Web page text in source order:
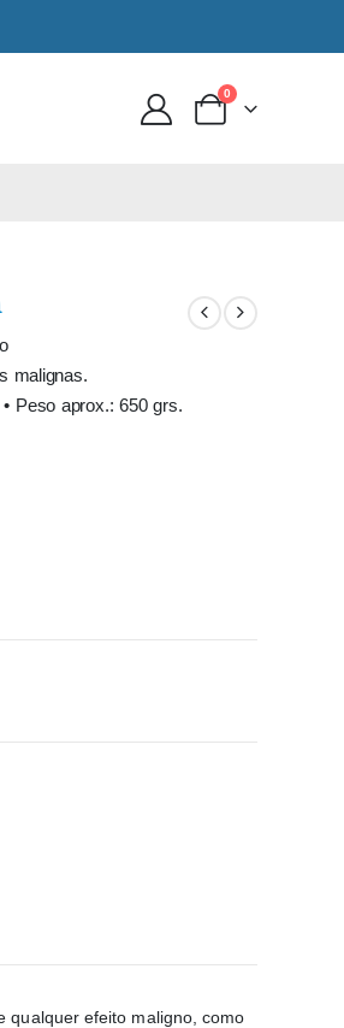
0
malignas.
Peso aprox.: 650 grs.
qualquer efeito maligno, como